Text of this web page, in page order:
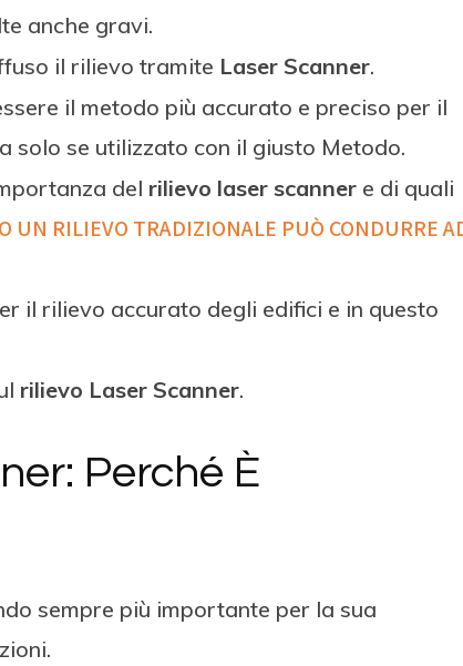
anche gravi.
il rilievo tramite Laser Scanner.
il metodo più accurato e preciso per il
solo se utilizzato con il giusto Metodo.
del rilievo laser scannere di quali
UN RILIEVO TRADIZIONALE PUÒ CONDURRE
il rilievo accurato degli edifici e in questo
rilievo Laser Scanner.
Perché È
sempre più importante per la sua